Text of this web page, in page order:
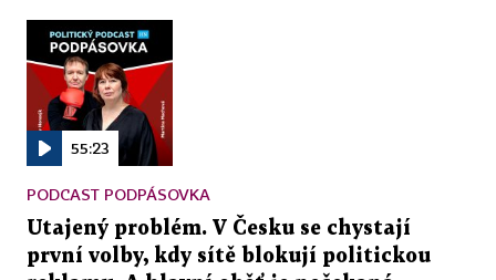
55:23
PODCAST PODPÁSOVKA
Utajený problém. V Česku se chystají
první volby, kdy sítě blokují politickou